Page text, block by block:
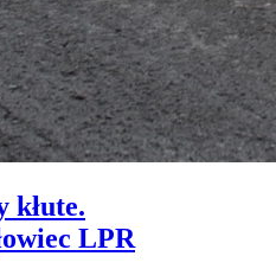
kłute.
LPR